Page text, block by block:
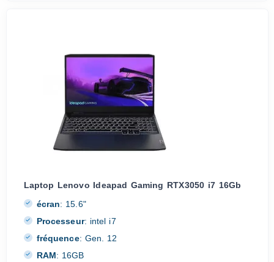
Laptop Lenovo Ideapad Gaming RTX3050 i7 16Gb
écran: 15.6"
Processeur: intel i7
fréquence: Gen. 12
RAM: 16GB